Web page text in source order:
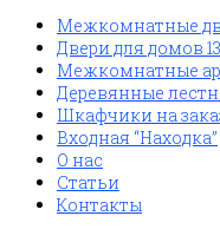
Межкомнатные
Двери для домов
Межкомнатные
Деревянные
Шкафчики на
Входная “Находка”
О нас
Статьи
Контакты